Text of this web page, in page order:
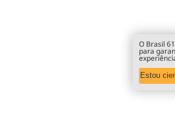
O Brasil
para
Estou